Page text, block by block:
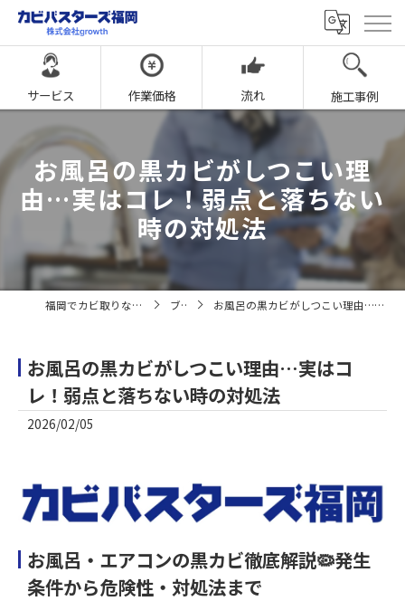
サービス 作業価格 流れ 施工事例
お風呂の黒カビがしつこい理
由…実はコレ！弱点と落ちない
時の対処法
福岡でカビ取りならカビバスターズ福岡 ブログ お風呂の黒カビがしつこい理由…実はコレ！弱点と落ちない時の対処法
お風呂の黒カビがしつこい理由…実はコ
レ！弱点と落ちない時の対処法
2026/02/05
お風呂・エアコンの黒カビ徹底解説🦠発生
条件から危険性・対処法まで